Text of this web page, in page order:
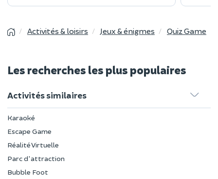
Activités & loisirs Jeux & énigmes Quiz Game
Les recherches les plus populaires
Activités similaires
Karaoké
Escape Game
Réalité Virtuelle
Parc d'attraction
Bubble Foot